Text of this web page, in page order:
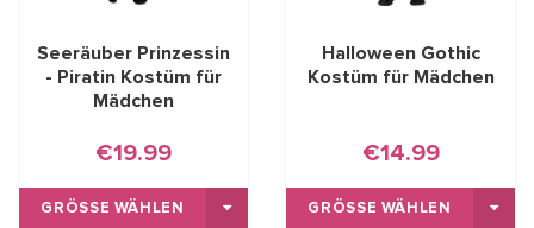
Seeräuber Prinzessin
- Piratin Kostüm für
Mädchen
€19.99
GRÖSSE WÄHLEN
Halloween Gothic
Kostüm für Mädchen
€14.99
GRÖSSE WÄHLEN